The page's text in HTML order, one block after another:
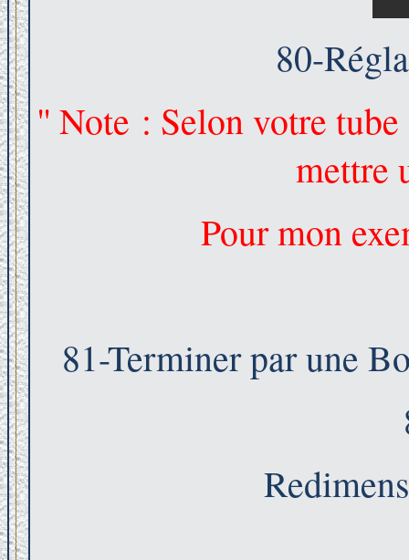
80-
'' Note : Selon votre
mettre
Pour mon
81-Terminer par une